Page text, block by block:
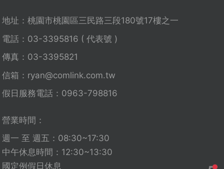
地址：桃園市桃園區三民路三段180號17樓之一
電話：03-3395816 ( 代表號 )
傳真：03-3395821
信箱： ryan@comlink.com.tw
假日服務電話：0963-798816
營業時間：
週一 至 週五：08:30~17:30
中午休息時間：12:30~13:30
國定例假日休息